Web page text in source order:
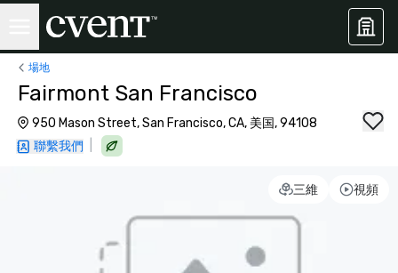
場地
Fairmont San Francisco
950 Mason Street, San Francisco, CA, 美国, 94108
聯繫我們
三維 視頻